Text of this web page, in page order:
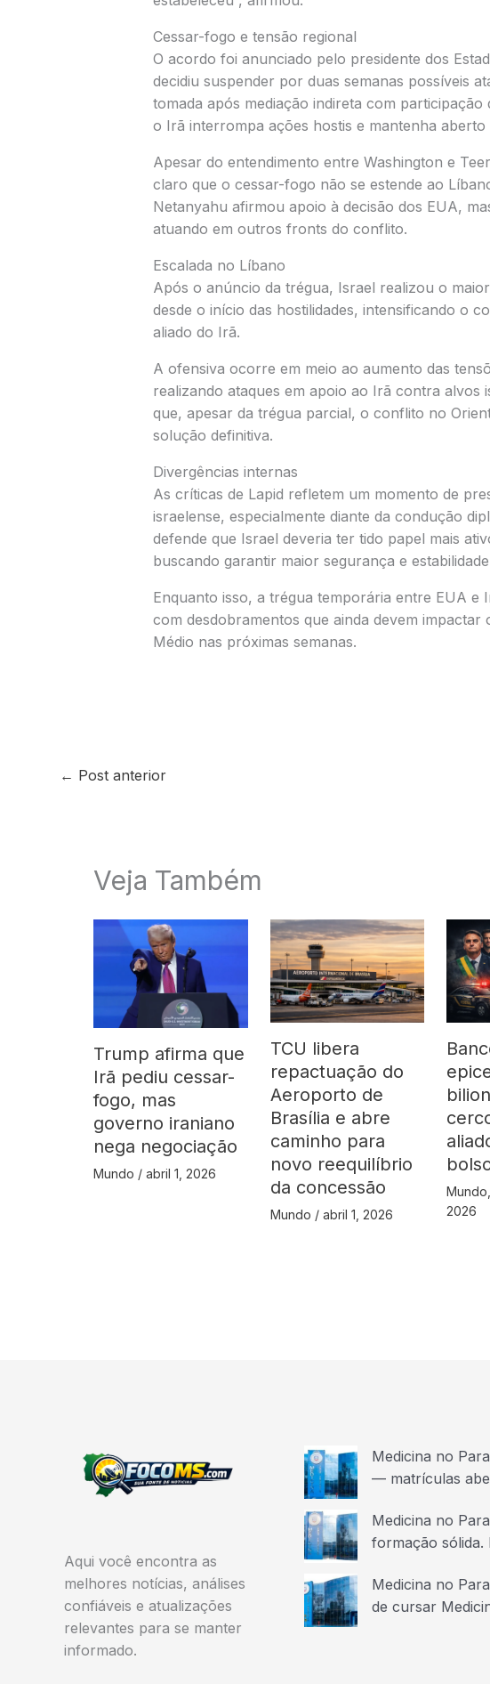
Cessar-fogo e tensão regional
O acordo foi anunciado pelo presidente dos
decidiu suspender por duas semanas possíveis
tomada após mediação indireta com participação
o Irã interrompa ações hostis e mantenha
Apesar do entendimento entre Washington e
claro que o cessar-fogo não se estende ao
Netanyahu afirmou apoio à decisão dos EUA,
atuando em outros fronts do conflito.
Escalada no Líbano
Após o anúncio da trégua, Israel realizou o
desde o início das hostilidades, intensificando o
aliado do Irã.
A ofensiva ocorre em meio ao aumento das
realizando ataques em apoio ao Irã contra alvos
que, apesar da trégua parcial, o conflito no
solução definitiva.
Divergências internas
As críticas de Lapid refletem um momento de
israelense, especialmente diante da condução
defende que Israel deveria ter tido papel mais
buscando garantir maior segurança e
Enquanto isso, a trégua temporária entre EUA e
com desdobramentos que ainda devem
Médio nas próximas semanas.
← Post anterior
Veja Também
Trump afirma que
Irã pediu cessar-
fogo, mas
governo iraniano
nega negociação
Mundo / abril 1, 2026
TCU libera
repactuação do
Aeroporto de
Brasília e abre
caminho para
novo reequilíbrio
da concessão
Mundo / abril 1, 2026
Mundo
2026
Aqui você encontra as
melhores notícias, análises
confiáveis e atualizações
relevantes para se manter
informado.
Medicina no
— matrículas
Medicina no
formação sólida.
Medicina no
de cursar